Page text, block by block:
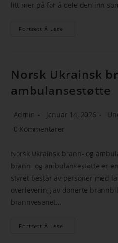
litt mer på for å dele den inn
Fortsett Å Lese
Norsk Ukrainsk
ambulansestøtte
Admin januar 14, 2026
0 Kommentarer
Norsk Ukrainsk brann- og
brann- og ambulansestøtte er
styret består av personer med
overlevering av donerte
brannvesenet…
Fortsett Å Lese